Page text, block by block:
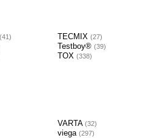
41 TECMIX 27
Testboy® 39
TOX 338
VARTA 32
viega 297